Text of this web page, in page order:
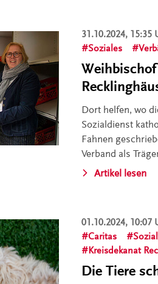
31.10.2024, 15:35
Soziales
Dort helfen, wo
Sozialdienst
Fahnen
Verband als
Artikel lesen
01.10.2024, 10:07
Caritas
Kreisdekanat
Die Tiere